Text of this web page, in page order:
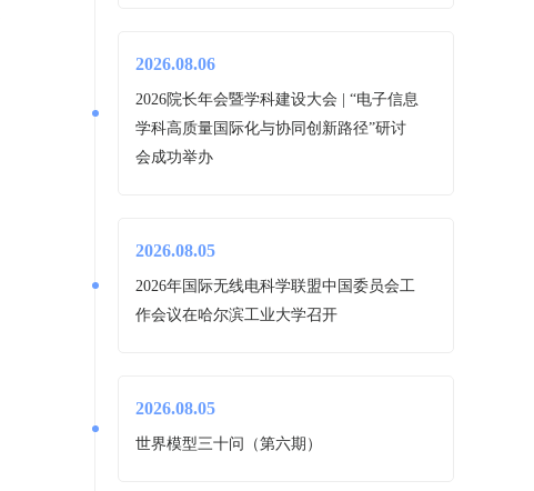
2026.08.06
2026院长年会暨学科建设大会 | “电子信息
学科高质量国际化与协同创新路径”研讨
会成功举办
2026.08.05
2026年国际无线电科学联盟中国委员会工
作会议在哈尔滨工业大学召开
2026.08.05
世界模型三十问（第六期）